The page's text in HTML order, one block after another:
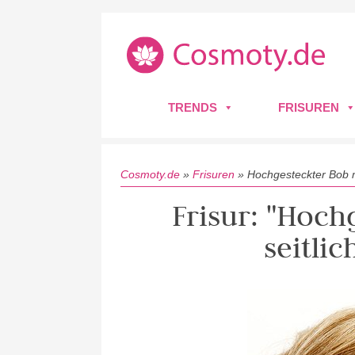
TRENDS FRISUREN
Cosmoty.de » Frisuren » Hochgesteckter Bob
Frisur: